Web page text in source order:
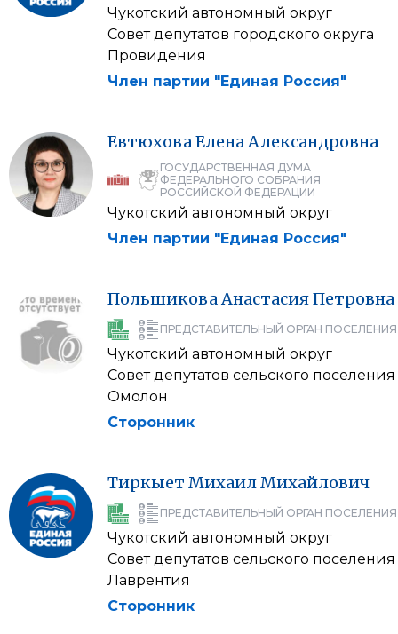
Чукотский автономный округ
Совет депутатов городского округа
Провидения
Член партии "Единая Россия"
ЕвтюховаЕленаАлександровна
ГОСУДАРСТВЕННАЯ ДУМА
ФЕДЕРАЛЬНОГО СОБРАНИЯ
РОССИЙСКОЙ ФЕДЕРАЦИИ
Чукотский автономный округ
Член партии "Единая Россия"
ПольшиковаАнастасияПетровна
ПРЕДСТАВИТЕЛЬНЫЙ ОРГАН ПОСЕЛЕНИЯ
Чукотский автономный округ
Совет депутатов сельского поселения
Омолон
Сторонник
Тиркыет МихаилМихайлович
ПРЕДСТАВИТЕЛЬНЫЙ ОРГАН ПОСЕЛЕНИЯ
Чукотский автономный округ
Совет депутатов сельского поселения
Лаврентия
Сторонник